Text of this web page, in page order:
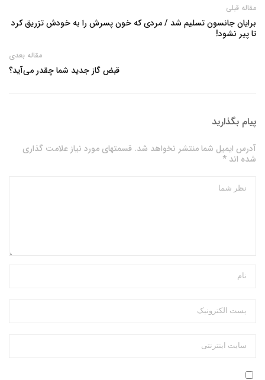
مقاله قبلی
برایان جانسون تسلیم شد / مردی که خون پسرش را به خودش تزریق کرد
تا پیر نشود!
مقاله بعدی
قبض گاز جدید شما چقدر می‌آید؟
پیام بگذارید
آدرس ایمیل شما منتشر نخواهد شد. قسمتهای مورد نیاز علامت گذاری
شده اند *